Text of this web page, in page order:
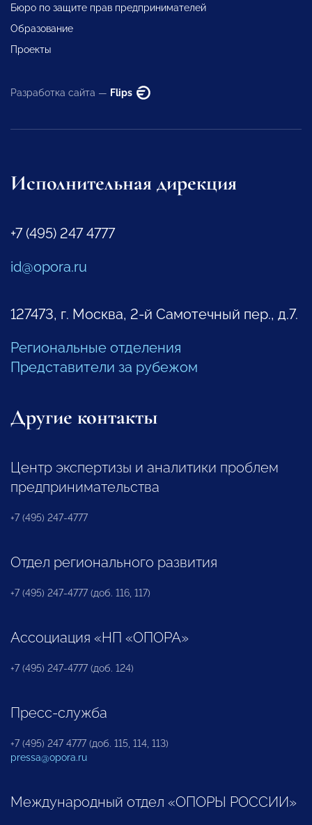
Бюро по защите прав предпринимателей
Образование
Проекты
Разработка сайта — Flips
Исполнительная дирекция
+7 (495) 247 4777
id@opora.ru
127473, г. Москва, 2-й Самотечный пер., д.7.
Региональные отделения
Представители за рубежом
Другие контакты
Центр экспертизы и аналитики проблем
предпринимательства
+7 (495) 247-4777
Отдел регионального развития
+7 (495) 247-4777 (доб. 116, 117)
Ассоциация «НП «ОПОРА»
+7 (495) 247-4777 (доб. 124)
Пресс-служба
+7 (495) 247 4777 (доб. 115, 114, 113)
pressa@opora.ru
Международный отдел «ОПОРЫ РОССИИ»